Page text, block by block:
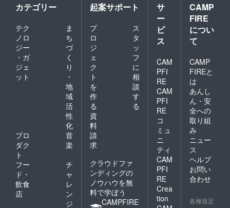
カテゴリー
テク
ノロ
ジー
・ガ
ジェ
ット
ま
ち
づ
く
り
・
地
域
活
性
化
プロ
ダク
ト
音
楽
フー
ド・
飲食
店
チ
ャ
レ
ン
ジ
起案サポート
プ
ロ
ジ
ェ
ク
ト
を
作
る
ス
タ
ッ
フ
に
相
談
す
る
資
料
請
求
クラウドファ
ンディングの
ノウハウを無
料で学ぼう
CAMPFIRE
サ
ー
ビ
ス
CAM
PFI
RE
CAM
PFI
RE
コ
ミュ
ニ
ティ
CAM
PFI
RE
Crea
tion
CAMP
FIRE
につい
て
CAMP
FIREと
は
あんし
ん・安
全への
取り組
み
ニュー
ス
ヘルプ
お問い
合わせ
各種規定